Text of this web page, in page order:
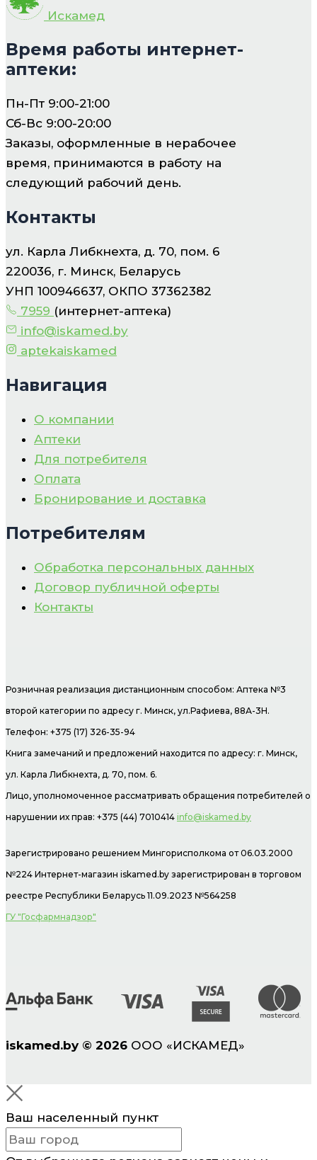
Искамед
Время работы интернет-
аптеки:
Пн-Пт 9:00-21:00
Сб-Вс 9:00-20:00
Заказы, оформленные в нерабочее
время, принимаются в работу на
следующий рабочий день.
Контакты
ул. Карла Либкнехта, д. 70, пом. 6
220036, г. Минск, Беларусь
УНП 100946637, ОКПО 37362382
7959 (интернет-аптека)
info@iskamed.by
aptekaiskamed
Навигация
О компании
Аптеки
Для потребителя
Оплата
Бронирование и доставка
Потребителям
Обработка персональных данных
Договор публичной оферты
Контакты
Розничная реализация дистанционным способом: Аптека №3
второй категории по адресу г. Минск, ул.Рафиева, 88А-3Н.
Телефон: +375 (17) 326-35-94
Книга замечаний и предложений находится по адресу: г. Минск,
ул. Карла Либкнехта, д. 70, пом. 6.
Лицо, уполномоченное рассматривать обращения потребителей о
нарушении их прав: +375 (44) 7010414 info@iskamed.by
Зарегистрировано решением Мингорисполкома от 06.03.2000
№224 Интернет-магазин iskamed.by зарегистрирован в торговом
реестре Республики Беларусь 11.09.2023 №564258
ГУ "Госфармнадзор"
iskamed.by © 2026 ООО «ИСКАМЕД»
Ваш населенный пункт